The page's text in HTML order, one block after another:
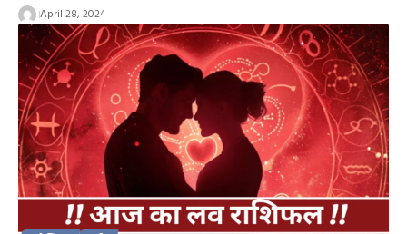
April 28, 2024